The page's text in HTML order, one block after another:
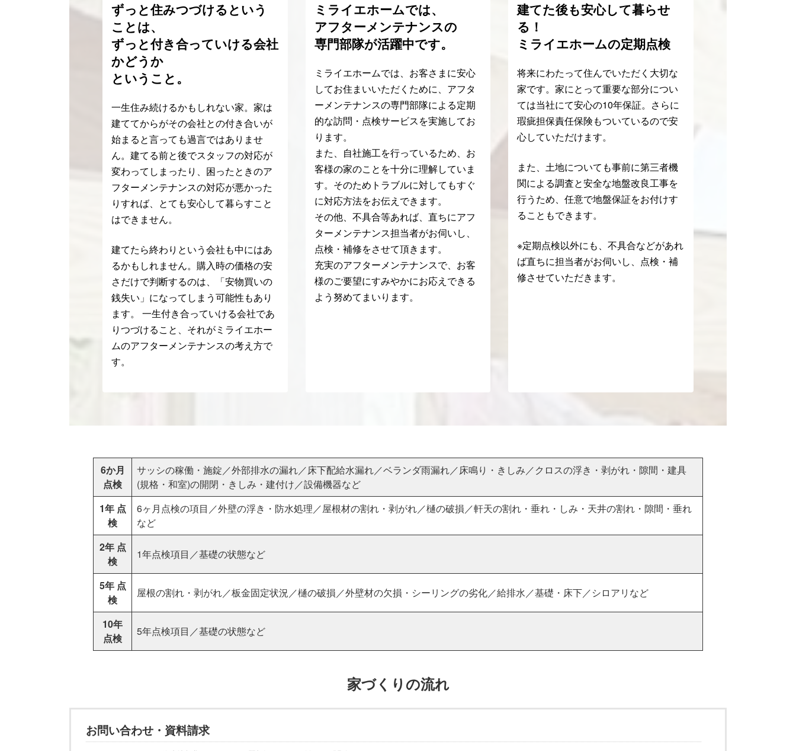
ずっと住みつづけるという
ことは、
ずっと付き合っていける会社
かどうか
ということ。
一生住み続けるかもしれない家。家は
建ててからがその会社との付き合いが
始まると言っても過言ではありませ
ん。建てる前と後でスタッフの対応が
変わってしまったり、困ったときのア
フターメンテナンスの対応が悪かった
りすれば、とても安心して暮らすこと
はできません。
建てたら終わりという会社も中にはあ
るかもしれません。購入時の価格の安
さだけで判断するのは、「安物買いの
銭失い」になってしまう可能性もあり
ます。 一生付き合っていける会社であ
りつづけること、それがミライエホー
ムのアフターメンテナンスの考え方で
す。
ミライエホームでは、
アフターメンテナンスの
専門部隊が活躍中です。
ミライエホームでは、お客さまに安心
してお住まいいただくために、アフタ
ーメンテナンスの専門部隊による定期
的な訪問・点検サービスを実施してお
ります。
また、自社施工を行っているため、お
客様の家のことを十分に理解していま
す。そのためトラブルに対してもすぐ
に対応方法をお伝えできます。
その他、不具合等あれば、直ちにアフ
ターメンテナンス担当者がお伺いし、
点検・補修をさせて頂きます。
充実のアフターメンテナンスで、お客
様のご要望にすみやかにお応えできる
よう努めてまいります。
建てた後も安心して暮らせ
る！
ミライエホームの定期点検
将来にわたって住んでいただく大切な
家です。家にとって重要な部分につい
ては当社にて安心の10年保証。さらに
瑕疵担保責任保険もついているので安
心していただけます。
また、土地についても事前に第三者機
関による調査と安全な地盤改良工事を
行うため、任意で地盤保証をお付けす
ることもできます。
※定期点検以外にも、不具合などがあれ
ば直ちに担当者がお伺いし、点検・補
修させていただきます。
6か月
点検
サッシの稼働・施錠／外部排水の漏れ／床下配給水漏れ／ベランダ雨漏れ／床鳴り・きしみ／クロスの浮き・剥がれ・隙間・建具
(規格・和室)の開閉・きしみ・建付け／設備機器など
1年 点
検
6ヶ月点検の項目／外壁の浮き・防水処理／屋根材の割れ・剥がれ／樋の破損／軒天の割れ・垂れ・しみ・天井の割れ・隙間・垂れ
など
2年 点
検
1年点検項目／基礎の状態など
5年 点
検
屋根の割れ・剥がれ／板金固定状況／樋の破損／外壁材の欠損・シーリングの劣化／給排水／基礎・床下／シロアリなど
10年
点検
5年点検項目／基礎の状態など
家づくりの流れ
お問い合わせ・資料請求